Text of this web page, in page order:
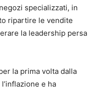
specializzati, in
ripartire le vendite
la leadership persa
la prima volta dalla
e ha